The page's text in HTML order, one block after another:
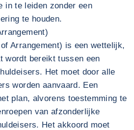
in te leiden zonder een
te houden.
Arrangement) is een wettelijk,
wordt bereikt tussen een
Het moet door alle
worden aanvaard. Een
plan, alvorens toestemming te
van afzonderlijke
Het akkoord moet